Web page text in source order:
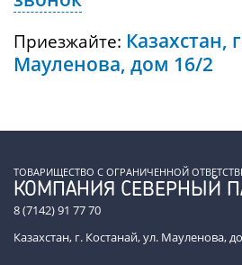
Приезжайте: Казахстан,
Мауленова, дом 16/2
ТОВАРИЩЕСТВО С ОГРАНИЧЕННОЙ
КОМПАНИЯ СЕВЕРНЫЙ
8 (7142) 91 77 70
Казахстан, г. Костанай, ул. Мауленова,